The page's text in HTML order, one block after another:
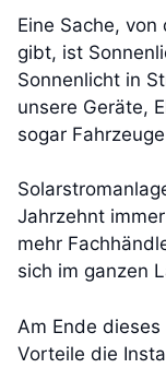
Eine Sache,
gibt, ist
Sonnenlicht in
unsere Geräte,
sogar
Jahrzehnt
mehr
sich im ganzen
Am Ende
Vorteile die